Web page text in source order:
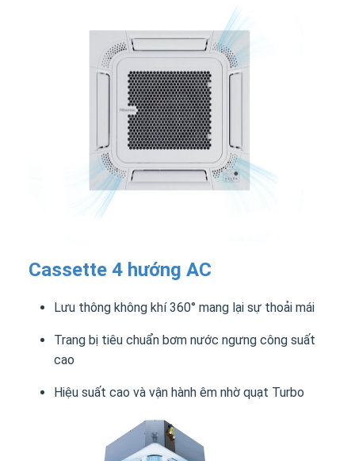
Cassette 4 hướng AC
Lưu thông không khí 360° mang lại sự thoải mái
Trang bị tiêu chuẩn bơm nước ngưng công suất
cao
Hiệu suất cao và vận hành êm nhờ quạt Turbo